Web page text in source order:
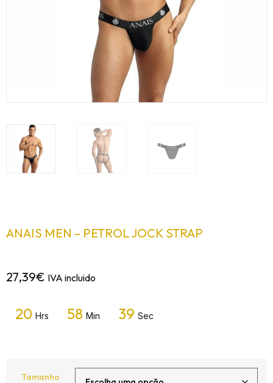
ANAIS MEN – PETROL JOCK STRAP
27,39€ IVA incluido
20 Hrs 58 Min 39 Sec
Tamanho